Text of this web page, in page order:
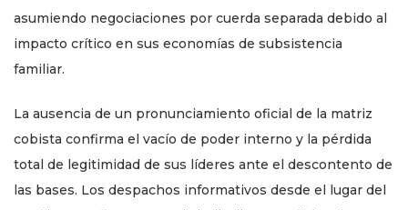
asumiendo negociaciones por cuerda separada debido al
impacto crítico en sus economías de subsistencia
familiar.
La ausencia de un pronunciamiento oficial de la matriz
cobista confirma el vacío de poder interno y la pérdida
total de legitimidad de sus líderes ante el descontento de
las bases. Los despachos informativos desde el lugar del